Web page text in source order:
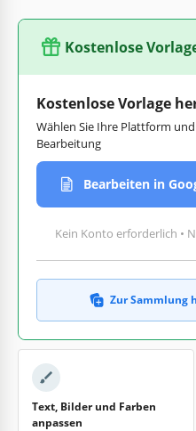
Kostenlose
Kostenlose Vorlage
Wählen Sie Ihre Plattform
Bearbeitung
Bearbeiten in
Kein Konto erforderlich •
Zur Sammlung
Text, Bilder und Farben
anpassen